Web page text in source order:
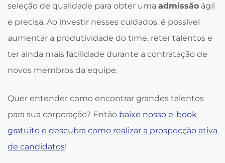
seleção de qualidade para obter uma admissão ágil
e precisa. Ao investir nesses cuidados, é possível
aumentar a produtividade do time, reter talentos e
ter ainda mais facilidade durante a contratação de
novos membros da equipe.
Quer entender como encontrar grandes talentos
para sua corporação? Então baixe nosso e-book
gratuito e descubra como realizar a prospecção ativa
de candidatos!